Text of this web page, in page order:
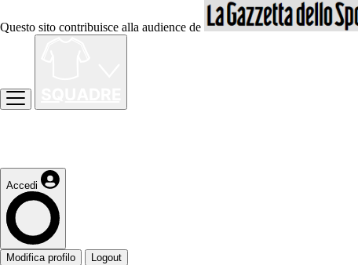
Questo sito contribuisce alla audience de
Accedi
Modifica profilo Logout